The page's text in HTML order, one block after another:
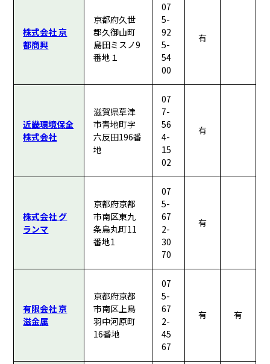
株式会社 京
都商興
京都府久世
郡久御山町
島田ミスノ9
番地１
07
5-
92
5-
54
00
有
近畿環境保全
株式会社
滋賀県草津
市青地町字
六反田196番
地
07
7-
56
4-
15
02
有
株式会社 グ
ランマ
京都府京都
市南区東九
条烏丸町11
番地1
07
5-
67
2-
30
70
有
有限会社 京
滋金属
京都府京都
市南区上鳥
羽中河原町
16番地
07
5-
67
2-
45
67
有 有